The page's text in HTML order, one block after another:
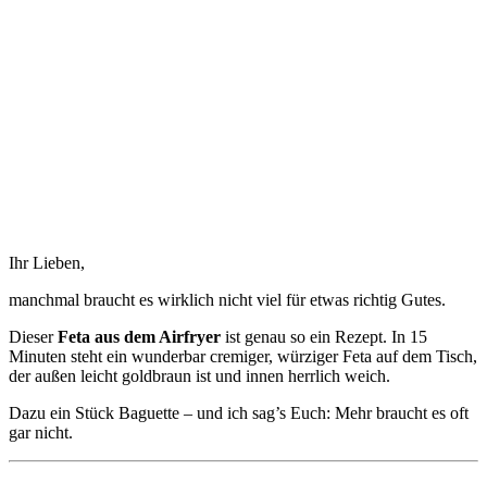
Ihr Lieben,
manchmal braucht es wirklich nicht viel für etwas richtig Gutes.
DieserFeta aus dem Airfryer ist genau so ein Rezept. In 15
Minuten steht ein wunderbar cremiger, würziger Feta auf dem Tisch,
der außen leicht goldbraun ist und innen herrlich weich.
Dazu ein Stück Baguette – und ich sag’s Euch: Mehr braucht es oft
gar nicht.